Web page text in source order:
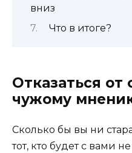
вниз
Что в итоге?
Отказаться от
чужому
Сколько бы вы ни
тот, кто будет с вами